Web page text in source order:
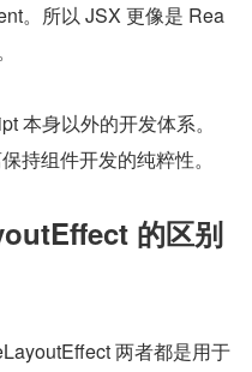
。所以 JSX 更像是 Rea
本身以外的开发体系。
持组件开发的纯粹性。
的区别
两者都是用于